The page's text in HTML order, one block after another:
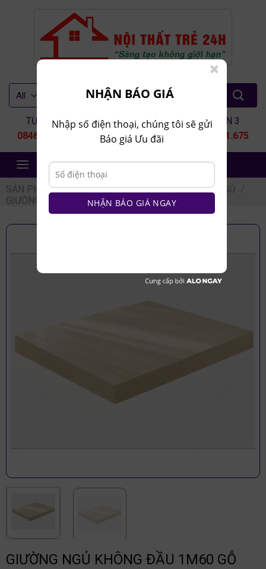
TƯ VẤN 1
0846.80.9999
TƯ VẤN 2
0935.435.286
TƯ VẤN 3
0964.651.675
NỘI THẤT TRẺ 24H
SẢN PHẨM / NỘI THẤT PHÒNG NGỦ / GIƯỜNG NGỦ
GIƯỜNG NGỦ KHÔNG ĐẦU
GIƯỜNG NGỦ KHÔNG ĐẦU 1M60 GỖ
NHẬN BÁO GIÁ
Nhập số điện thoại, chúng tôi sẽ gửi
Báo giá Ưu đãi
NHẬN BÁO GIÁ NGAY